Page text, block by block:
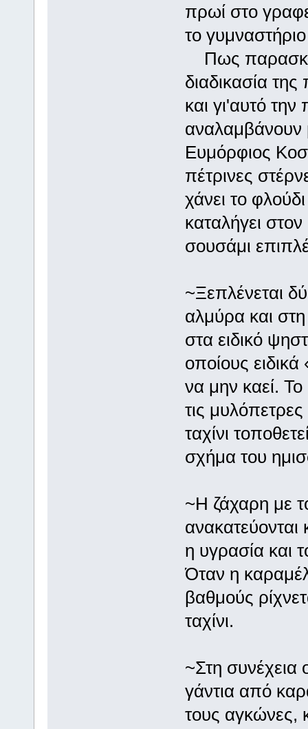
πρωί στο
το
Πως
διαδικασία
και γι'αυτό
αναλαμβάνουν
Ευμόρφιος
πέτρινες
χάνει το
καταλήγει
σουσάμι
~Ξεπλένεται
αλμύρα και στη
στα ειδικό
οποίους
να μην καεί.
τις
ταχίνι
σχήμα του
~Η ζάχαρη με
ανακατεύονται
η υγρασία και
Όταν η
βαθμούς
ταχίνι.
~Στη συνέχεια
γάντια από
τους αγκώνες,